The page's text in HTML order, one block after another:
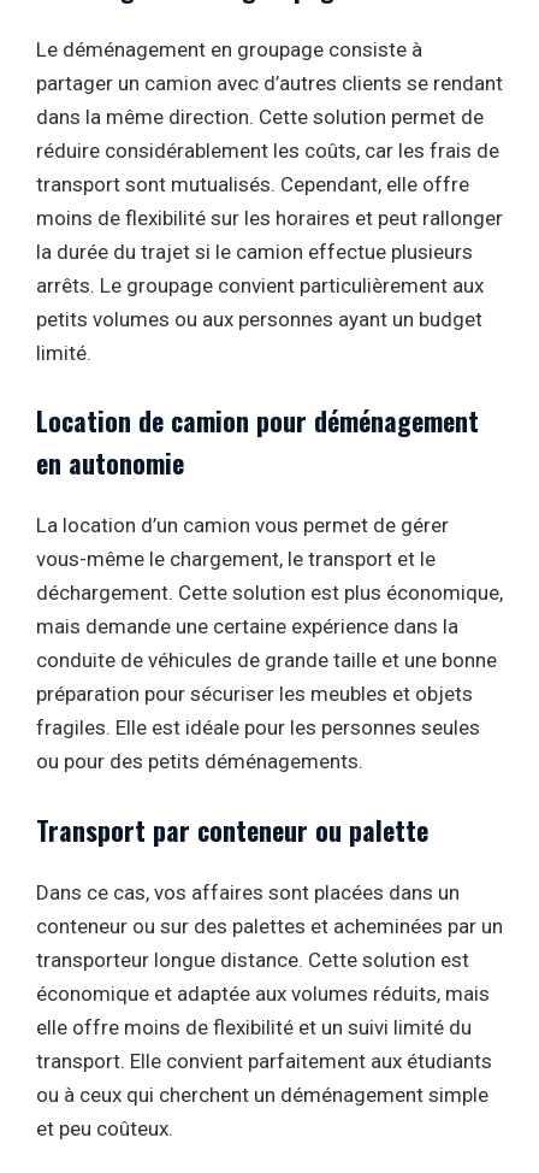
Le déménagement en groupage consiste à
partager un camion avec d’autres clients se rendant
dans la même direction. Cette solution permet de
réduire considérablement les coûts, car les frais de
transport sont mutualisés. Cependant, elle offre
moins de flexibilité sur les horaires et peut rallonger
la durée du trajet si le camion effectue plusieurs
arrêts. Le groupage convient particulièrement aux
petits volumes ou aux personnes ayant un budget
limité.
Location de camion pour déménagement
en autonomie
La location d’un camion vous permet de gérer
vous-même le chargement, le transport et le
déchargement. Cette solution est plus économique,
mais demande une certaine expérience dans la
conduite de véhicules de grande taille et une bonne
préparation pour sécuriser les meubles et objets
fragiles. Elle est idéale pour les personnes seules
ou pour des petits déménagements.
Transport par conteneur ou palette
Dans ce cas, vos affaires sont placées dans un
conteneur ou sur des palettes et acheminées par un
transporteur longue distance. Cette solution est
économique et adaptée aux volumes réduits, mais
elle offre moins de flexibilité et un suivi limité du
transport. Elle convient parfaitement aux étudiants
ou à ceux qui cherchent un déménagement simple
et peu coûteux.